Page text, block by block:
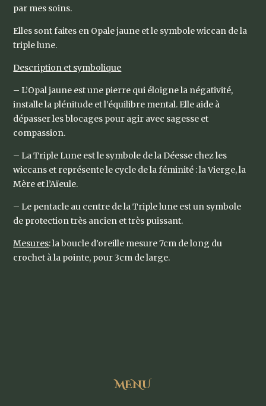
par mes soins.
Elles sont faites en Opale jaune et le symbole wiccan de la
triple lune.
Description et symbolique
– L’Opal jaune est une pierre qui éloigne la négativité,
installe la plénitude et l’équilibre mental. Elle aide à
dépasser les blocages pour agir avec sagesse et
compassion.
– La Triple Lune est le symbole de la Déesse chez les
wiccans et représente le cycle de la féminité : la Vierge, la
Mère et l’Aïeule.
– Le pentacle au centre de la Triple lune est un symbole
de protection très ancien et très puissant.
Mesures: la boucle d’oreille mesure 7cm de long du
crochet à la pointe, pour 3cm de large.
MENU